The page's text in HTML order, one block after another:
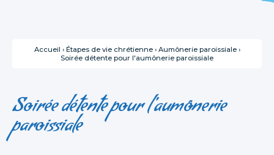
Accueil › Étapes de vie chrétienne › Aumônerie paroissiale ›
Soirée détente pour l'aumônerie paroissiale
Soirée détente pour l'aumônerie
paroissiale